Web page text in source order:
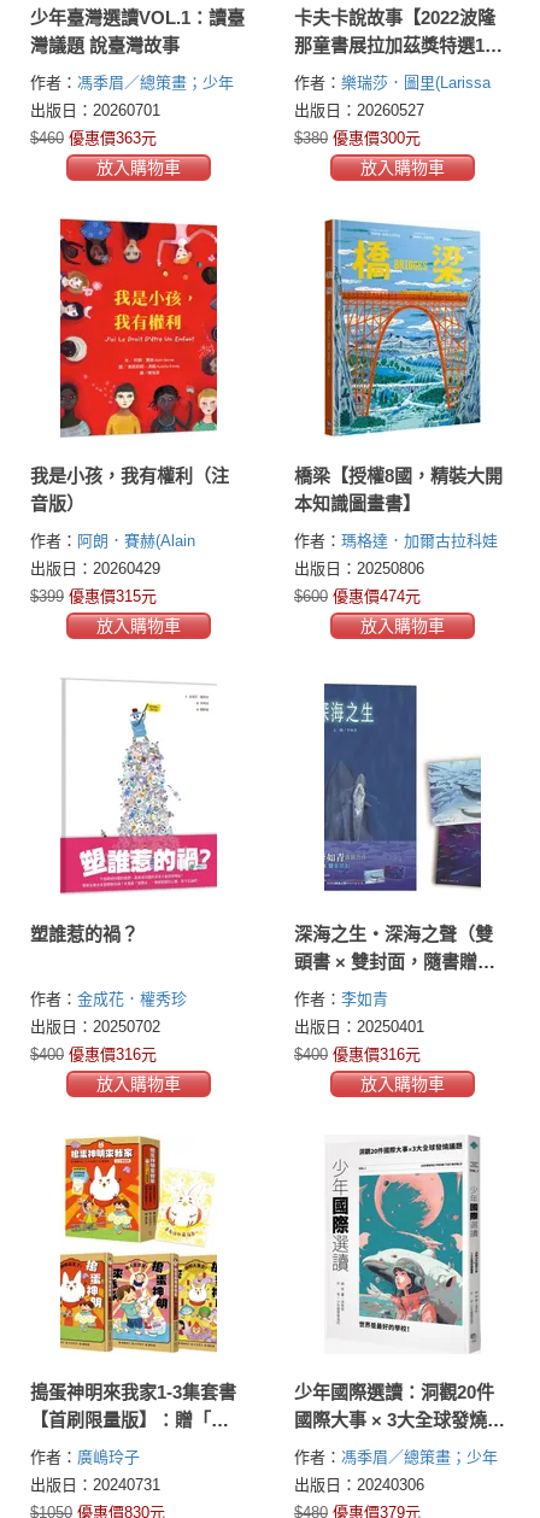
少年臺灣選讀VOL.1：讀臺
灣議題 說臺灣故事
作者： 馮季眉／總策畫；少年
國際事務所／作者
出版日：20260701
$460 優惠價363元
放入購物車
卡夫卡說故事【2022波隆
那童書展拉加茲獎特選100
好書】（二版）（贈插畫
小卡）
作者： 樂瑞莎．圖里(Larissa
Theule)
出版日：20260527
$380 優惠價300元
放入購物車
我是小孩，我有權利（注
音版）
作者： 阿朗．賽赫(Alain
Serres)
出版日：20260429
$399 優惠價315元
放入購物車
橋梁【授權8國，精裝大開
本知識圖畫書】
作者： 瑪格達．加爾古拉科娃
(Magda Garguláková)
出版日：20250806
$600 優惠價474元
放入購物車
塑誰惹的禍？
作者： 金成花．權秀珍
出版日：20250702
$400 優惠價316元
放入購物車
深海之生‧深海之聲（雙
頭書 × 雙封面，隨書贈
「鯨魚之歌」明信片組2
張）
作者： 李如青
出版日：20250401
$400 優惠價316元
放入購物車
搗蛋神明來我家1-3集套書
【首刷限量版】：贈「金
閃閃納福A5資料夾」
作者： 廣嶋玲子
出版日：20240731
$1050 優惠價830元
少年國際選讀：洞觀20件
國際大事 × 3大全球發燒議
題
作者： 馮季眉／總策畫；少年
國際事務所／作者
出版日：20240306
$480 優惠價379元